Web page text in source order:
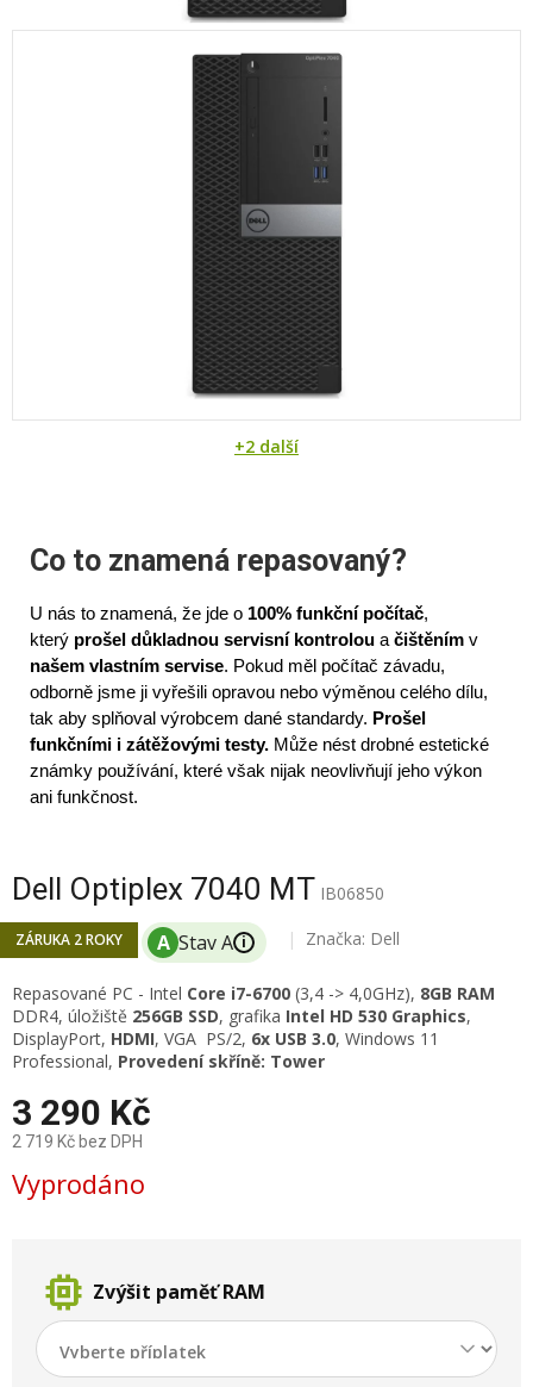
+2 další
Co to znamená repasovaný?
U nás to znamená, že jde o 100% funkční počítač,
který prošel důkladnou servisní kontrolou a čištěním v
našem vlastním servise. Pokud měl počítač závadu,
odborně jsme ji vyřešili opravou nebo výměnou celého dílu,
tak aby splňoval výrobcem dané standardy. Prošel
funkčními i zátěžovými testy. Může nést drobné estetické
známky používání, které však nijak neovlivňují jeho výkon
ani funkčnost.
Dell Optiplex 7040 MT IB06850
ZÁRUKA 2 ROKY i Značka: Dell
Repasované PC - Intel Core i7-6700 (3,4 -> 4,0GHz), 8GB RAM
DDR4, úložiště 256GB SSD, grafika Intel HD 530 Graphics,
DisplayPort, HDMI, VGA PS/2, 6x USB 3.0, Windows 11
Professional, Provedení skříně: Tower
3 290 Kč
2 719 Kč bez DPH
Měrná
cena:
Vyprodáno
memory Zvýšit paměť RAM